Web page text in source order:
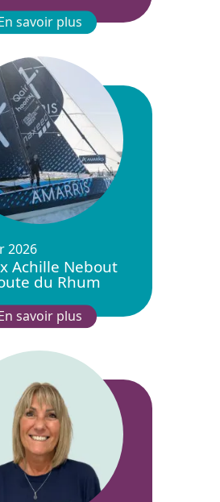
savoir plus
2026
Achille Nebout
du Rhum
savoir plus